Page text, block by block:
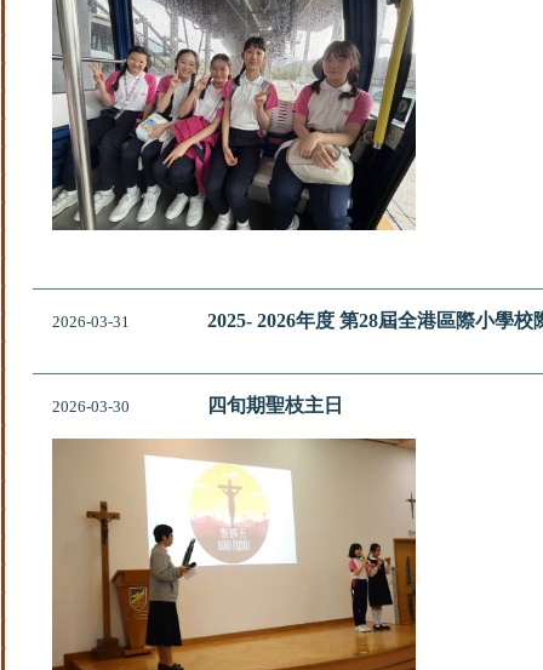
2026-03-31 2025- 2026年度 第28屆全港區際小學
2026-03-30 四旬期聖枝主日